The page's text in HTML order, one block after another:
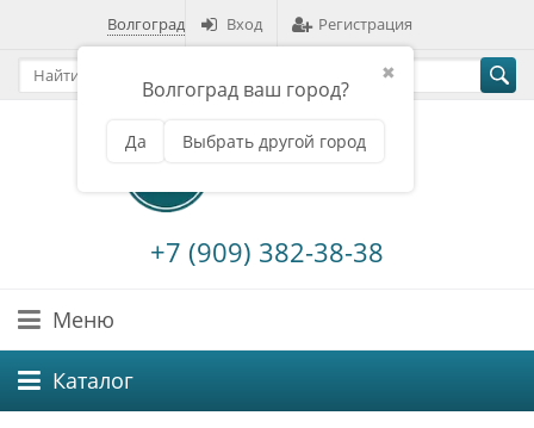
Волгоград
✖
Волгоград ваш город?
Да Выбрать другой город
Вход Регистрация
+7 (909) 382-38-38
Меню
Каталог